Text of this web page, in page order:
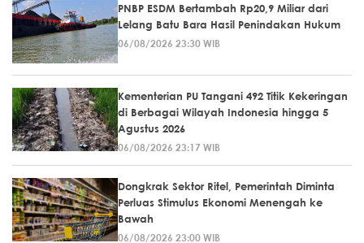
PNBP ESDM Bertambah Rp20,9 Miliar dari
Lelang Batu Bara Hasil Penindakan Hukum
06/08/2026 23:30 WIB
Kementerian PU Tangani 492 Titik Kekeringan
di Berbagai Wilayah Indonesia hingga 5
Agustus 2026
06/08/2026 23:17 WIB
Dongkrak Sektor Ritel, Pemerintah Diminta
Perluas Stimulus Ekonomi Menengah ke
Bawah
06/08/2026 23:00 WIB